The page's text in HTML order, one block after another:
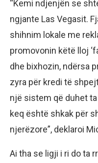
“Kemi ndjenjën se
ngjante Las Vegasit.
shihnim lokale me
promovonin këtë lloj
dhe bixhozin, ndërsa
zyra për kredi të
një sistem që duhet
keq është shkak për
njerëzore”, deklaroi
Ai tha se ligji i ri do ta